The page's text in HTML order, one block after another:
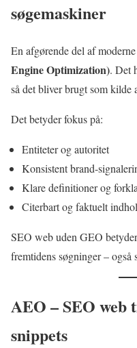
søgemaskiner
En afgørende del af
Engine Optimization). Det
så det bliver brugt som kilde
Det betyder fokus på:
Entiteter og autoritet
Konsistent brand-
Klare definitioner og
Citerbart og faktuelt
SEO web uden GEO
fremtidens søgninger –
AEO – SEO web
snippets